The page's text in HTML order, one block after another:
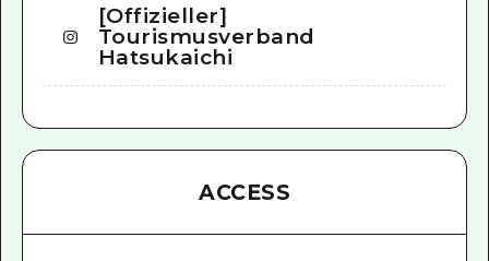
[Offizieller]
Tourismusverband
Hatsukaichi
ACCESS